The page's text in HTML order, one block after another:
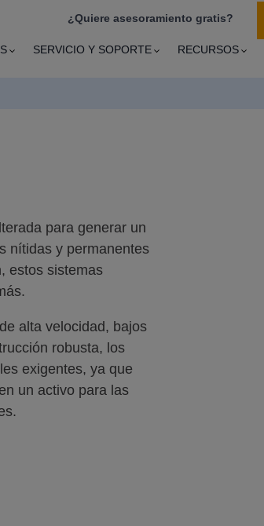
¿Quiere asesoramiento gratis?
SERVICIO Y SOPORTE RECURSOS
para generar un
nítidas y permanentes
estos sistemas
alta velocidad, bajos
robusta, los
exigentes, ya que
un activo para las